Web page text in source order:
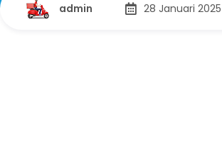
admin 28 Januari 2025